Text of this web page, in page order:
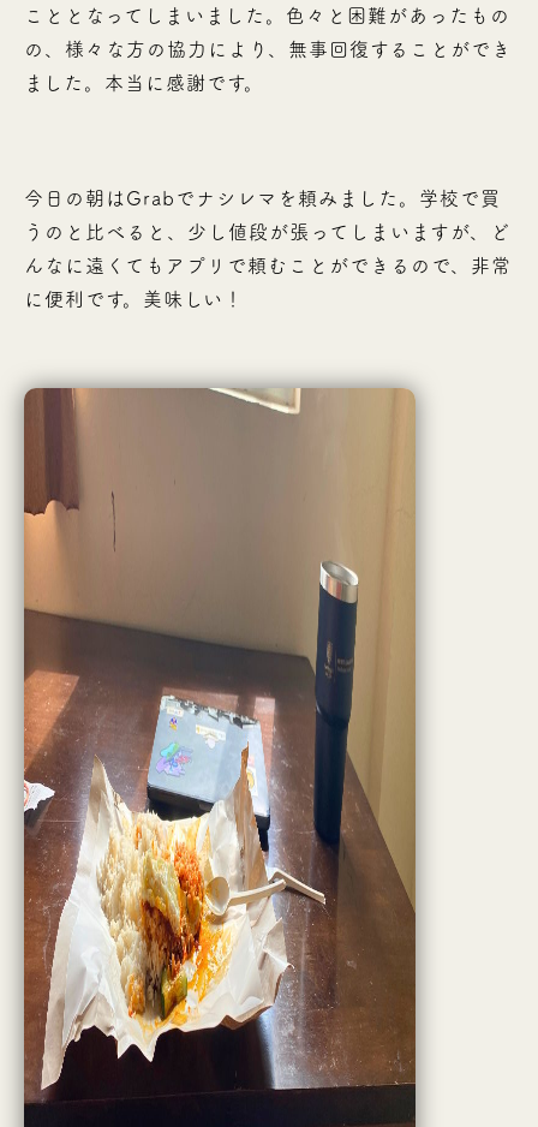
こととなってしまいました。色々と困難があったもの
の、様々な方の協力により、無事回復することができ
ました。本当に感謝です。
今日の朝はGrabでナシレマを頼みました。学校で買
うのと比べると、少し値段が張ってしまいますが、ど
んなに遠くてもアプリで頼むことができるので、非常
に便利です。美味しい！